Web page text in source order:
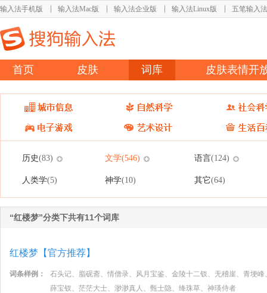
输入法手机版 输入法Mac版 输入法企业版 输入法Linux版 五笔输入法
首页 皮肤 词库 皮肤表情开
历史(83) 文学(546) 语言(124)
人类学(5) 神学(10) 其它(64)
“红楼梦”分类下共有11个词库
红楼梦【官方推荐】
词条样例：
石头记、脂砚斋、情僧录、风月宝鉴、金陵十二钗、无稽崖、青埂
薛宝钗、茫茫大士、渺渺真人、甄士隐、绛珠草、神瑛侍者